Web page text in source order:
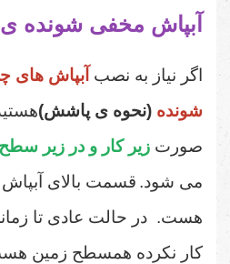
آبپاش مخفی شونده ی
اگر نیاز به نصب آبپاش
شونده (نحوه ی پاشش)
صورت زیر کار و در زیر
می شود. قسمت بالای
هست. در حالت عادی تا
کار نکرده همسطح زمین